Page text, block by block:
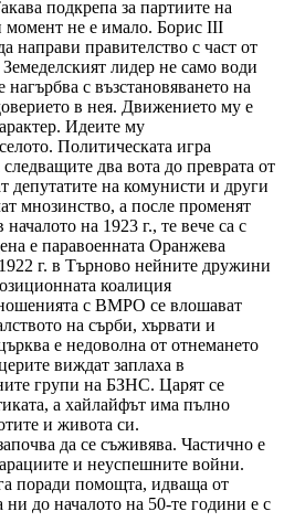
подкрепа за партиите на
момент не е имало. Борис III
направи правителство с част от
лидер не само води
с възстановяването на
в нея. Движението му е
Идеите му
Политическата игра
два вота до преврата от
депутатите на комунисти и други
мнозинство, а после променят
на 1923 г., те вече са с
е паравоенната Оранжева
г. в Търново нейните дружини
коалиция
с ВМРО се влошават
на сърби, хървати и
е недоволна от отнемането
виждат заплаха в
групи на БЗНС. Царят се
а хайлайфът има пълно
и живота си.
да се съживява. Частично е
и неуспешните войни.
поради помощта, идваща от
ни до началото на 50-те години е с